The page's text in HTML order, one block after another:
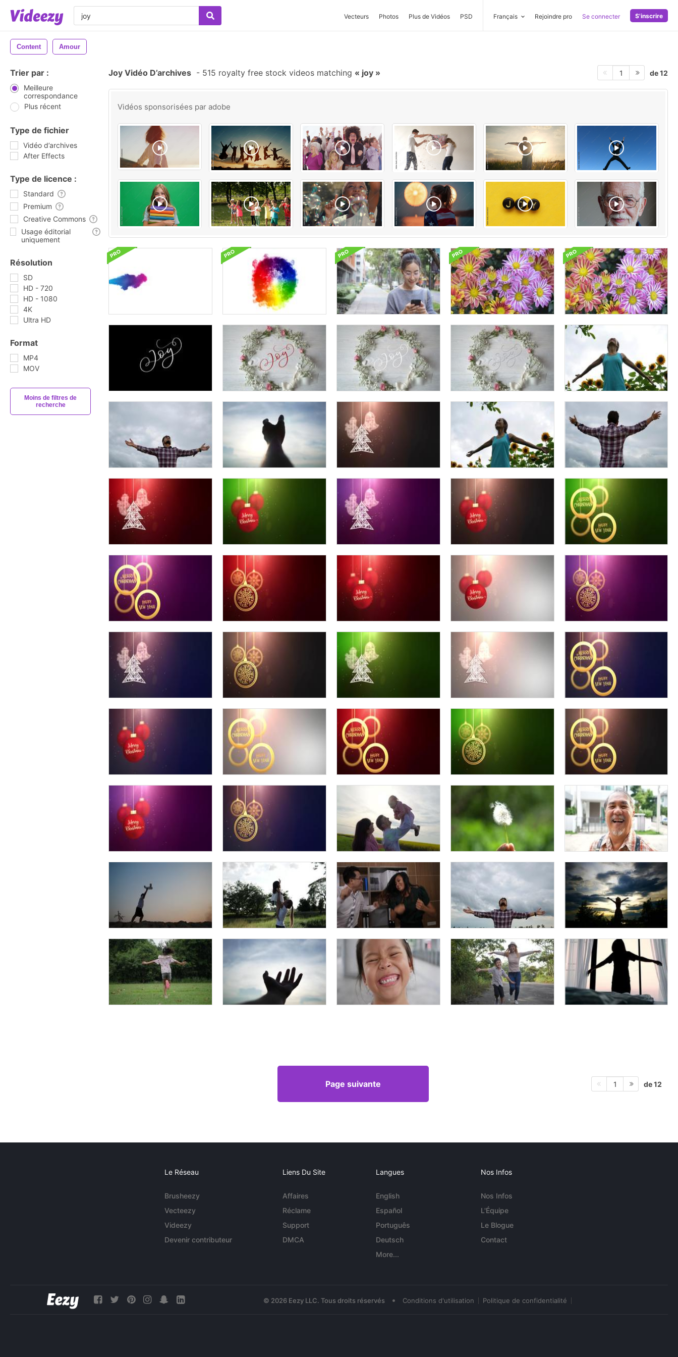
Vecteurs Photos Plus de Vidéos PSD Français Rejoindre pro Se connecter S'inscrire
Content Amour
Trier par :
Meilleure
correspondance
Plus récent
Type de fichier
Vidéo d’archives
After Effects
Type de licence :
Standard
Premium
Creative Commons
Usage éditorial
uniquement
Résolution
SD
HD - 720
HD - 1080
4K
Ultra HD
Format
MP4
MOV
Moins de filtres de
recherche
Joy Vidéo D’archives - 515 royalty free stock videos matching joy 1 de 12
Vidéos sponsorisées par adobe
Page suivante 1 de 12
Le Réseau
Brusheezy
Vecteezy
Videezy
Devenir contributeur
Liens Du Site
Affaires
Réclame
Support
DMCA
Langues
English
Español
Português
Deutsch
More...
Nos Infos
Nos Infos
L'Équipe
Le Blogue
Contact
© 2026 Eezy LLC. Tous droits réservés • Conditions d'utilisation Politique de confidentialité